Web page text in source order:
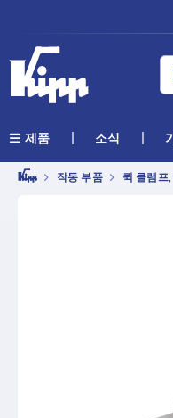
제품 소식
작동 부품 퀵 클램프